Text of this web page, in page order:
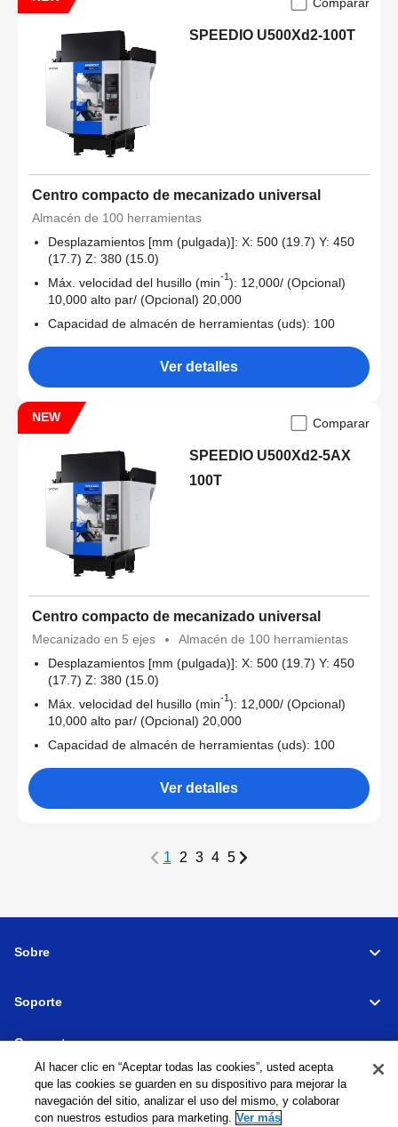
SPEEDIO U500Xd2-100T
Centro compacto de mecanizado universal
Almacén de 100 herramientas
Desplazamientos [mm (pulgada)]: X: 500 (19.7) Y: 450
(17.7) Z: 380 (15.0)
Máx. velocidad del husillo (min-1 ): 12,000/ (Opcional)
10,000 alto par/ (Opcional) 20,000
Capacidad de almacén de herramientas (uds): 100
Ver detalles
NEW Comparar
SPEEDIO U500Xd2-5AX
100T
Centro compacto de mecanizado universal
Mecanizado en 5 ejes
Almacén de 100 herramientas
Desplazamientos [mm (pulgada)]: X: 500 (19.7) Y: 450
(17.7) Z: 380 (15.0)
Máx. velocidad del husillo (min-1): 12,000/ (Opcional)
10,000 alto par/ (Opcional) 20,000
Capacidad de almacén de herramientas (uds): 100
Ver detalles
1 2 3 4 5
Sobre
Soporte
Connectar
Al hacer clic en “Aceptar todas las cookies”, usted acepta
que las cookies se guarden en su dispositivo para mejorar la
navegación del sitio, analizar el uso del mismo, y colaborar
con nuestros estudios para marketing. Ver más